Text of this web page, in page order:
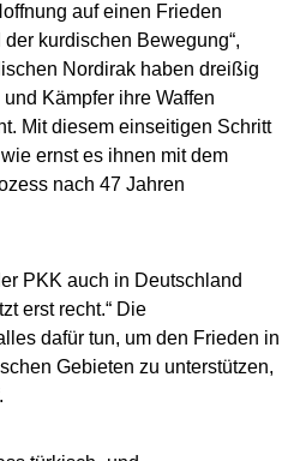
auf einen Frieden
kurdischen Bewegung“,
Nordirak haben dreißig
Kämpfer ihre Waffen
Mit diesem einseitigen Schritt
ernst es ihnen mit dem
nach 47 Jahren
PKK auch in Deutschland
erst recht.“ Die
dafür tun, um den Frieden in
Gebieten zu unterstützen,